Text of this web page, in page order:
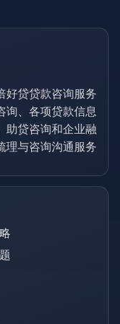
好贷贷款咨询服务
询、各项贷款信息
助贷咨询和企业融
理与咨询沟通服务